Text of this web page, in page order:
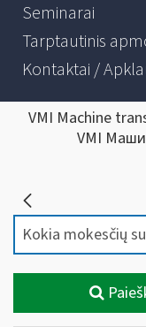
Seminarai
Tarptautinis
Kontaktai /
VMI Machine
VMI